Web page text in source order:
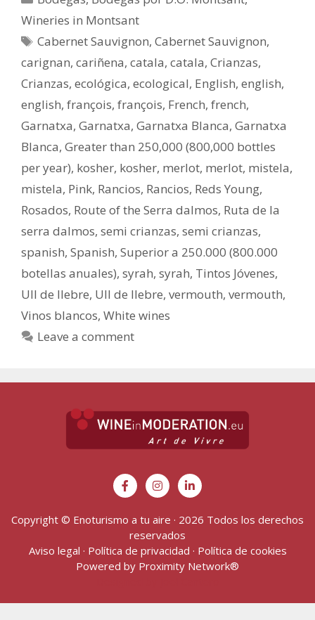
Wineries in Montsant
Cabernet Sauvignon,Cabernet Sauvignon,
carignan, cariñena, catala, catala, Crianzas,
Crianzas, ecológica, ecological, English, english,
english, françois, françois, French, french,
Garnatxa, Garnatxa, Garnatxa Blanca, Garnatxa
Blanca, Greater than 250,000 (800,000 bottles
per year), kosher, kosher, merlot, merlot, mistela,
mistela, Pink, Rancios, Rancios, Reds Young,
Rosados, Route of the Serra dalmos, Ruta de la
serra dalmos, semi crianzas, semi crianzas,
spanish, Spanish, Superior a 250.000 (800.000
botellas anuales), syrah, syrah, Tintos Jóvenes,
Ull de llebre, Ull de llebre, vermouth, vermouth,
Vinos blancos, White wines
Leave a comment
Copyright © Enoturismo a tu aire · 2026 Todos los derechos
reservados
Aviso legal · Política de privacidad · Política de cookies
Powered by Proximity Network®